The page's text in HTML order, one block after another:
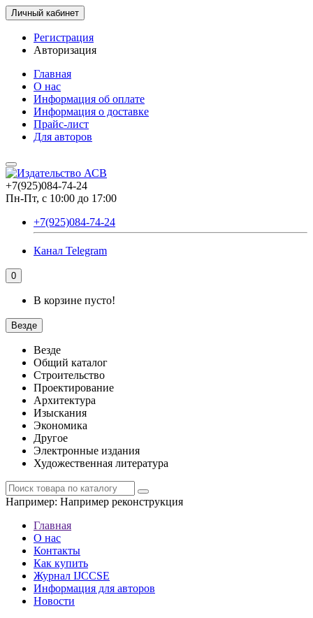
Личный кабинет
Регистрация
Авторизация
Главная
О нас
Информация об оплате
Информация о доставке
Прайс-лист
Для авторов
+7(925)084-74-24
Пн-Пт, с 10:00 до 17:00
+7(925)084-74-24
Канал Telegram
0
В корзине пусто!
Везде
Везде
Общий каталог
Строительство
Проектирование
Архитектура
Изыскания
Экономика
Другое
Электронные издания
Художественная литература
Например: Например реконструкция
Главная
О нас
Контакты
Как купить
Журнал IJCCSE
Информация для авторов
Новости